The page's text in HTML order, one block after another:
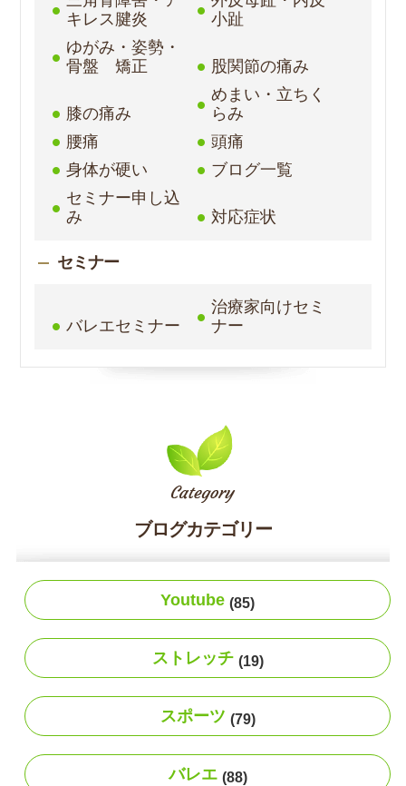
キレス腱炎
小趾
ゆがみ・姿勢・
骨盤 矯正
股関節の痛み
膝の痛み
めまい・立ちく
らみ
腰痛
頭痛
身体が硬い
ブログ一覧
セミナー申し込
み
対応症状
セミナー
バレエセミナー
治療家向けセミ
ナー
ブログカテゴリー
Youtube (85)
ストレッチ (19)
スポーツ (79)
バレエ (88)